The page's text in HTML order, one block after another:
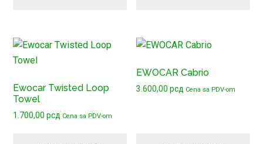
stranici
proizvoda.
Ewocar Twisted Loop
Towel
1.700,00рсд Cena sa PDV-om
EWOCAR Cabrio
3.600,00рсд Cena sa PDV-om